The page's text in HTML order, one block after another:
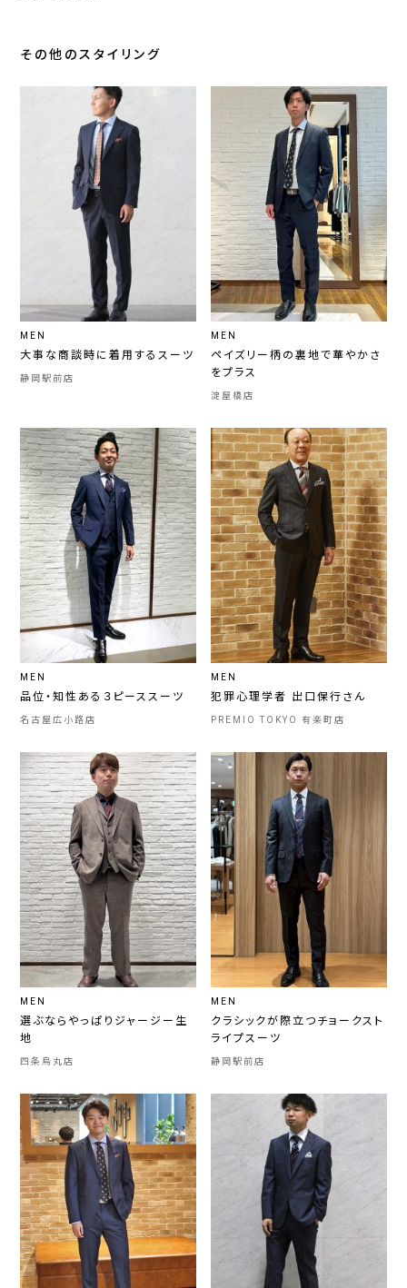
その他のスタイリング
MEN
大事な商談時に着用するスーツ
静岡駅前店
MEN
ペイズリー柄の裏地で華やかさ
をプラス
淀屋橋店
MEN
品位・知性ある３ピーススーツ
名古屋広小路店
MEN
犯罪心理学者 出口保行さん
PREMIO TOKYO 有楽町店
MEN
選ぶならやっぱりジャージー生
地
四条烏丸店
MEN
クラシックが際立つチョークスト
ライプスーツ
静岡駅前店